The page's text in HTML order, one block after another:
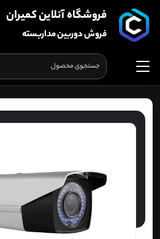
فروشگاه آنلاین کمیران
فروش دوربین مداربسته